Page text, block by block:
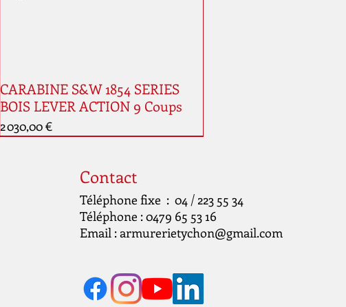
CARABINE S&W 1854 SERIES
BOIS LEVER ACTION 9 Coups
Prix
2 030,00 €
Contact
Téléphone fixe : 04 / 223 55 34
Téléphone : 0479 65 53 16
Email :armurerietychon@gmail.com